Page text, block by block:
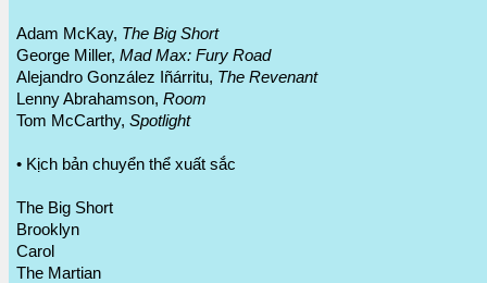
Adam McKay, The Big Short
George Miller, Mad Max: Fury Road
Alejandro González Iñárritu, The Revenant
Lenny Abrahamson, Room
Tom McCarthy, Spotlight
• Kịch bản chuyển thể xuất sắc
The Big Short
Brooklyn
Carol
The Martian